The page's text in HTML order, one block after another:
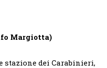
Margiotta)
stazione dei Carabinieri,